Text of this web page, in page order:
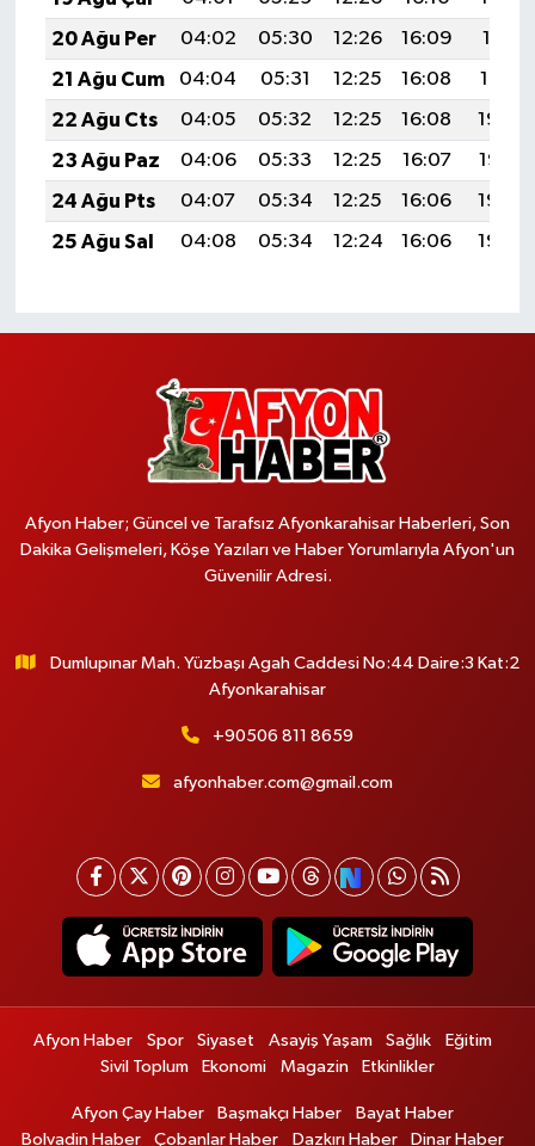
20 Ağu Per
04:02 05:30 12:26 16:09
19:11
21 Ağu Cum
04:04 05:31 12:25 16:08
19:10
22 Ağu Cts
04:05 05:32 12:25 16:08
19:08
23 Ağu Paz
04:06 05:33 12:25 16:07
19:07
24 Ağu Pts
04:07 05:34 12:25 16:06
19:06
25 Ağu Sal
04:08 05:34 12:24 16:06 19:04
Afyon Haber; Güncel ve Tarafsız Afyonkarahisar Haberleri, Son
Dakika Gelişmeleri, Köşe Yazıları ve Haber Yorumlarıyla Afyon'un
Güvenilir Adresi.
Dumlupınar Mah. Yüzbaşı Agah Caddesi No:44 Daire:3 Kat:2
Afyonkarahisar
+90506 811 8659
afyonhaber.com@gmail.com
Afyon Haber Spor Siyaset Asayiş Yaşam Sağlık
Eğitim
Sivil Toplum
Ekonomi Magazin Etkinlikler
Afyon Çay Haber Başmakçı Haber
Bayat Haber
Bolvadin Haber
Çobanlar Haber Dazkırı Haber Dinar Haber